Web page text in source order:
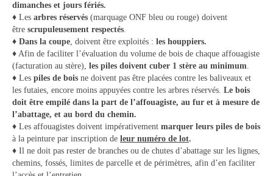
dimanches et jours fériés.
♦ Les arbres réservés (marquage ONF bleu ou rouge) doivent
être scrupuleusement respectés.
♦ Dans la coupe, doivent être exploités : les houppiers.
♦ Afin de faciliter l’évaluation du volume de bois de chaque affouagiste
(facturation au stère), les piles doivent cuber 1 stère au minimum.
♦ Les piles de bois ne doivent pas être placées contre les baliveaux et
les futaies, encore moins appuyées contre les arbres réservés. Le bois
doit être empilé dans la part de l’affouagiste, au fur et à mesure de
l’abattage, et au bord du chemin.
♦ Les affouagistes doivent impérativement marquer leurs piles de bois
à la peinture par inscription de leur numéro de lot.
♦ Il ne doit pas rester de branches ou de chutes d’abattage sur les lignes,
chemins, fossés, limites de parcelle et de périmètres, afin d’en faciliter